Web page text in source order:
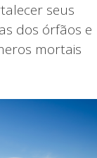
seus
dos órfãos e
mortais